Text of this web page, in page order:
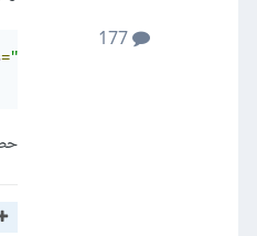
177
="gray"